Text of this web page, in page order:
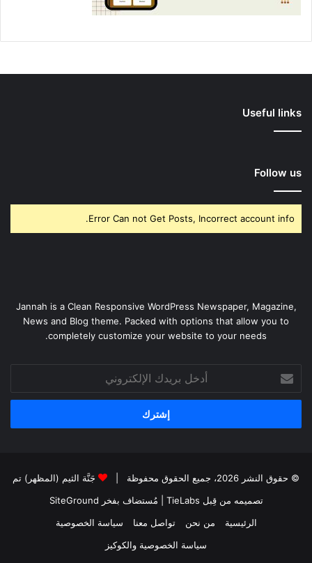
Useful links
Follow us
Error Can not Get Posts, Incorrect account info.
Jannah is a Clean Responsive WordPress Newspaper, Magazine,
News and Blog theme. Packed with options that allow you to
completely customize your website to your needs.
بريدك
الإلكتروني
© حقوق النشر 2026، جميع الحقوق محفوظة |
جَنَّة الثيم (المظهر) تم
تصميمه من قِبل TieLabs
| مُستضاف بفخر SiteGround
الرئيسية
من نحن تواصل معنا
سياسة الخصوصية
سياسة الخصوصية والكوكيز